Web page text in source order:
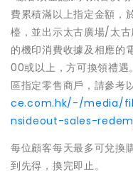
費累積滿以上指定金額，
檯，並出示太古廣場/太
的機印消費收據及相應的
00或以上，方可換領禮
區指定零售商戶，請參考
ce.com.hk/-/media/
nsideout-sales-
每位顧客每天最多可兌換
到先得，換完即止。